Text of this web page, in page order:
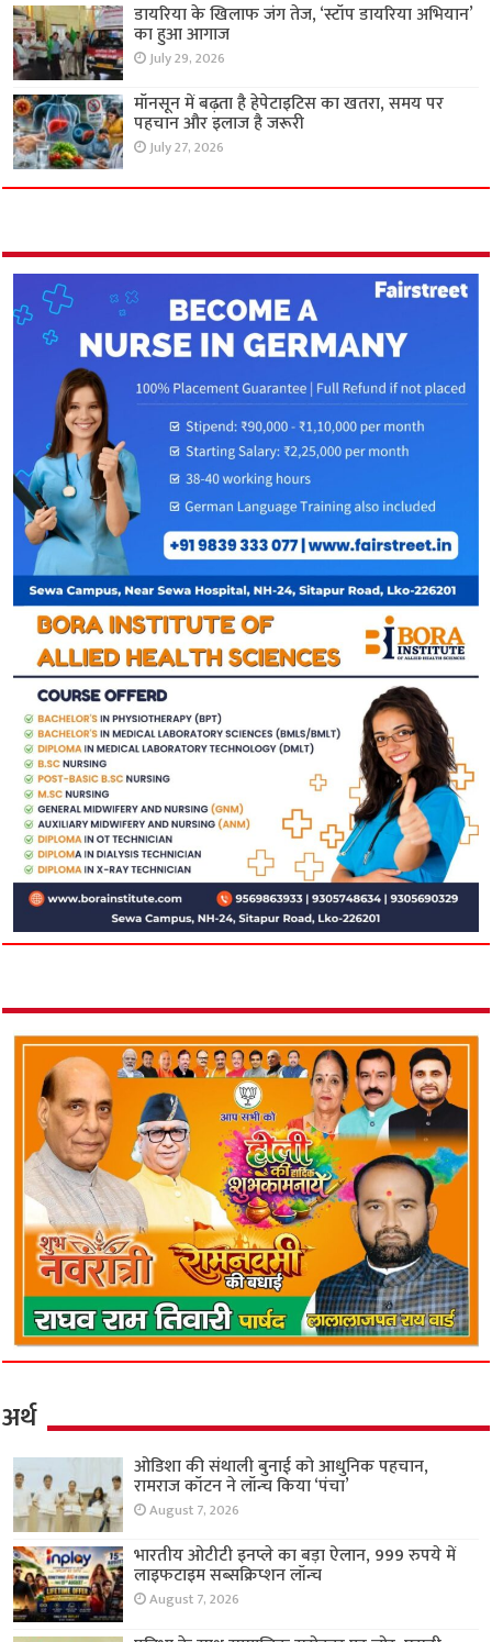
डायरिया के खिलाफ जंग तेज, ‘स्टॉप डायरिया अभियान’
का हुआ आगाज
July 29, 2026
मॉनसून में बढ़ता है हेपेटाइटिस का खतरा, समय पर
पहचान और इलाज है जरूरी
July 27, 2026
अर्थ
ओडिशा की संथाली बुनाई को आधुनिक पहचान,
रामराज कॉटन ने लॉन्च किया ‘पंचा’
August 7, 2026
भारतीय ओटीटी इनप्ले का बड़ा ऐलान, 999 रुपये में
लाइफटाइम सब्सक्रिप्शन लॉन्च
August 7, 2026